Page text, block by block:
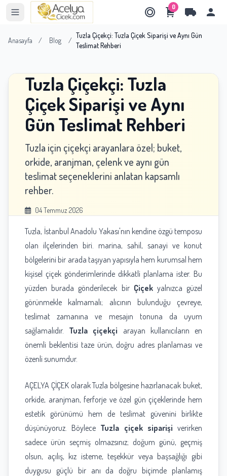
0
Anasayfa / Blog /
Tuzla Çiçekçi: Tuzla Çiçek Siparişi ve Aynı Gün
Teslimat Rehberi
Tuzla Çiçekçi: Tuzla
Çiçek Siparişi ve Aynı
Gün Teslimat Rehberi
Tuzla için çiçekçi arayanlara özel; buket,
orkide, aranjman, çelenk ve aynı gün
teslimat seçeneklerini anlatan kapsamlı
rehber.
04 Temmuz 2026
Tuzla, İstanbul Anadolu Yakası'nın kendine özgü temposu
olan ilçelerinden biri. marina, sahil, sanayi ve konut
bölgelerini bir arada taşıyan yapısıyla hem kurumsal hem
kişisel çiçek gönderimlerinde dikkatli planlama ister. Bu
yüzden burada gönderilecek bir Çiçekyalnızca güzel
görünmekle kalmamalı; alıcının bulunduğu çevreye,
teslimat zamanına ve mesajın tonuna da uyum
sağlamalıdır. Tuzla çiçekçi arayan kullanıcıların en
önemli beklentisi taze ürün, doğru adres planlaması ve
özenli sunumdur.
AÇELYA ÇİÇEK olarak Tuzla bölgesine hazırlanacak buket,
orkide, aranjman, ferforje ve özel gün çiçeklerinde hem
estetik görünümü hem de teslimat güvenini birlikte
düşünüyoruz. Böylece Tuzla çiçek siparişi verirken
sadece ürün seçmiş olmazsınız; doğum günü, geçmiş
olsun, açılış, kız isteme, teşekkür veya başsağlığı gibi
duygusu güçlü bir anı da doğru biçimde planlamış